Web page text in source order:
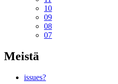
10
09
08
07
Meistä
issues?